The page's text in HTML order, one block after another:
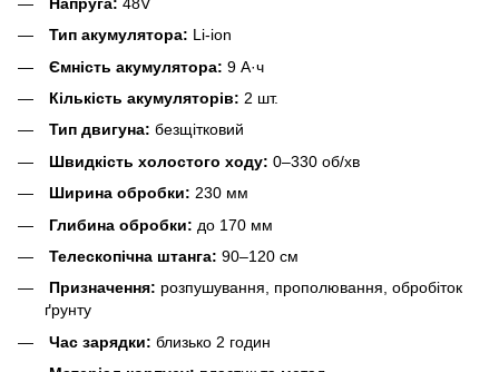
Тип акумулятора: Li-ion
Ємність акумулятора: 9 А·ч
Кількість акумуляторів: 2 шт.
Тип двигуна: безщітковий
Швидкість холостого ходу: 0–330 об/хв
Ширина обробки: 230 мм
Глибина обробки: до 170 мм
Телескопічна штанга: 90–120 см
Призначення: розпушування, прополювання, обробіток
ґрунту
Час зарядки: близько 2 годин